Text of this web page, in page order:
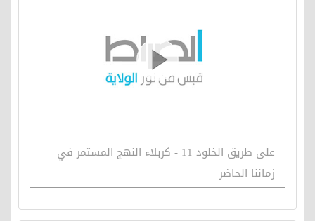
على طريق الخلود 11 - كربلاء النهج المستمر في
زماننا الحاضر